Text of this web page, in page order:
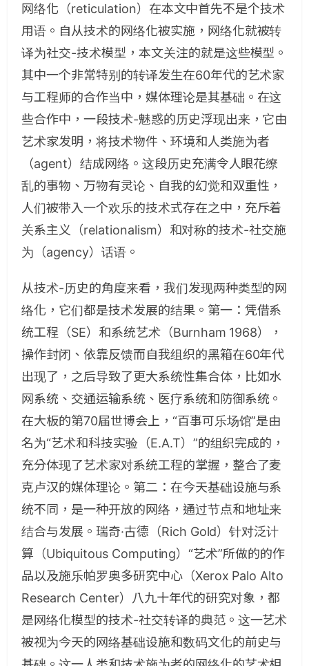
网络化（reticulation）在本文中首先不是个技术
用语。自从技术的网络化被实施，网络化就被转
译为社交-技术模型，本文关注的就是这些模型。
其中一个非常特别的转译发生在60年代的艺术家
与工程师的合作当中，媒体理论是其基础。在这
些合作中，一段技术-魅惑的历史浮现出来，它由
艺术家发明，将技术物件、环境和人类施为者
（agent）结成网络。这段历史充满令人眼花缭
乱的事物、万物有灵论、自我的幻觉和双重性，
人们被带入一个欢乐的技术式存在之中，充斥着
关系主义（relationalism）和对称的技术-社交施
为（agency）话语。
从技术-历史的角度来看，我们发现两种类型的网
络化，它们都是技术发展的结果。第一：凭借系
统工程（SE）和系统艺术（Burnham 1968），
操作封闭、依靠反馈而自我组织的黑箱在60年代
出现了，之后导致了更大系统性集合体，比如水
网系统、交通运输系统、医疗系统和防御系统。
在大板的第70届世博会上，“百事可乐场馆”是由
名为“艺术和科技实验（E.A.T）”的组织完成的，
充分体现了艺术家对系统工程的掌握，整合了麦
克卢汉的媒体理论。第二：在今天基础设施与系
统不同，是一种开放的网络，通过节点和地址来
结合与发展。瑞奇·古德（Rich Gold）针对泛计
算（Ubiquitous Computing）“艺术”所做的的作
品以及施乐帕罗奥多研究中心（Xerox Palo Alto
Research Center）八九十年代的研究对象，都
是网络化模型的技术-社交转译的典范。这一艺术
被视为今天的网络基础设施和数码文化的前史与